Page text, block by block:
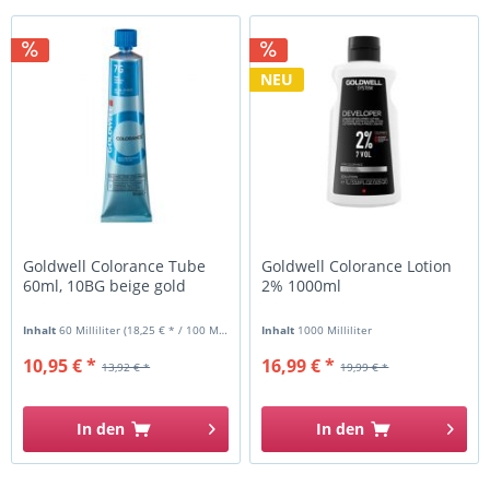
Goldwell Colorance Tube
60ml, 10BG beige gold
Inhalt60 Milliliter(18,25 € * / 100 Milliliter)
13,92 € *
10,95 € *
In den
NEU
Goldwell Colorance Lotion
2% 1000ml
Inhalt 1000 Milliliter
19,99 € *
16,99 € *
In den